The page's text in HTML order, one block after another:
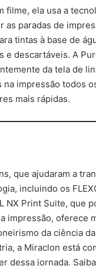
ela usa a
paradas de
tintas à base de
e descartáveis. A
da tela de
impressão todos
mais rápidas.
que ajudaram a
incluindo os
NX Print Suite, que
impressão, oferece
da ciência
a Miraclon está
dessa jornada.